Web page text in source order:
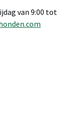
van 9:00 tot